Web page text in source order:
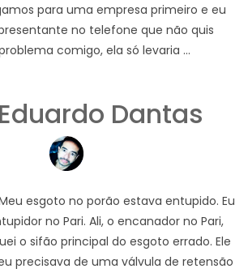
para uma empresa primeiro e eu
no telefone que não quis
comigo, ela só levaria ...
Dantas
esgoto no porão estava entupido. Eu
no Pari. Ali, o encanador no Pari,
o sifão principal do esgoto errado. Ele
precisava de uma válvula de retensão